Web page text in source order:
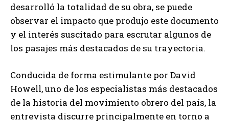
desarrolló la totalidad de su obra, se puede
observar el impacto que produjo este documento
y el interés suscitado para escrutar algunos de
los pasajes más destacados de su trayectoria.
Conducida de forma estimulante por David
Howell, uno de los especialistas más destacados
de la historia del movimiento obrero del país, la
entrevista discurre principalmente en torno a